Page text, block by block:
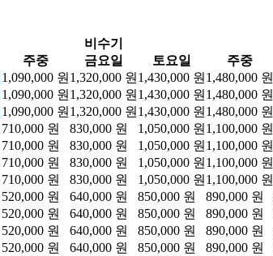
비수기
주중 금요일 토요일 주중
1,090,000 원 1,320,000 원 1,430,000 원 1,480,000 원
1,090,000 원 1,320,000 원 1,430,000 원 1,480,000 원
1,090,000 원 1,320,000 원 1,430,000 원 1,480,000 원
710,000 원 830,000 원 1,050,000 원 1,100,000 원
710,000 원 830,000 원 1,050,000 원 1,100,000 원
710,000 원 830,000 원 1,050,000 원 1,100,000 원
710,000 원 830,000 원 1,050,000 원 1,100,000 원
520,000 원 640,000 원 850,000 원 890,000 원
520,000 원 640,000 원 850,000 원 890,000 원
520,000 원 640,000 원 850,000 원 890,000 원
520,000 원 640,000 원 850,000 원 890,000 원